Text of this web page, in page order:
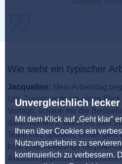
Unvergleichlich lecker
Mit dem Klick auf „Geht klar”
Ihnen über Cookies ein
Nutzungserlebnis zu
kontinuierlich zu verbessern.
Wie sieht ein typischer
Jacqueline: Mein Arbeitstag
Uhr. Zuerst werfe ich einen
Vortags, schaue mir die
dann meinen E-Mails bis zum
Team kurz updaten. Weiter geht
bzw. Zoom-Meetings mit
Anbindungsphase befindenden